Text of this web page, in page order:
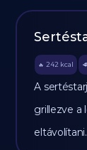
🔥 242 kcal 🥩
A
grillezve a
eltávolítani.